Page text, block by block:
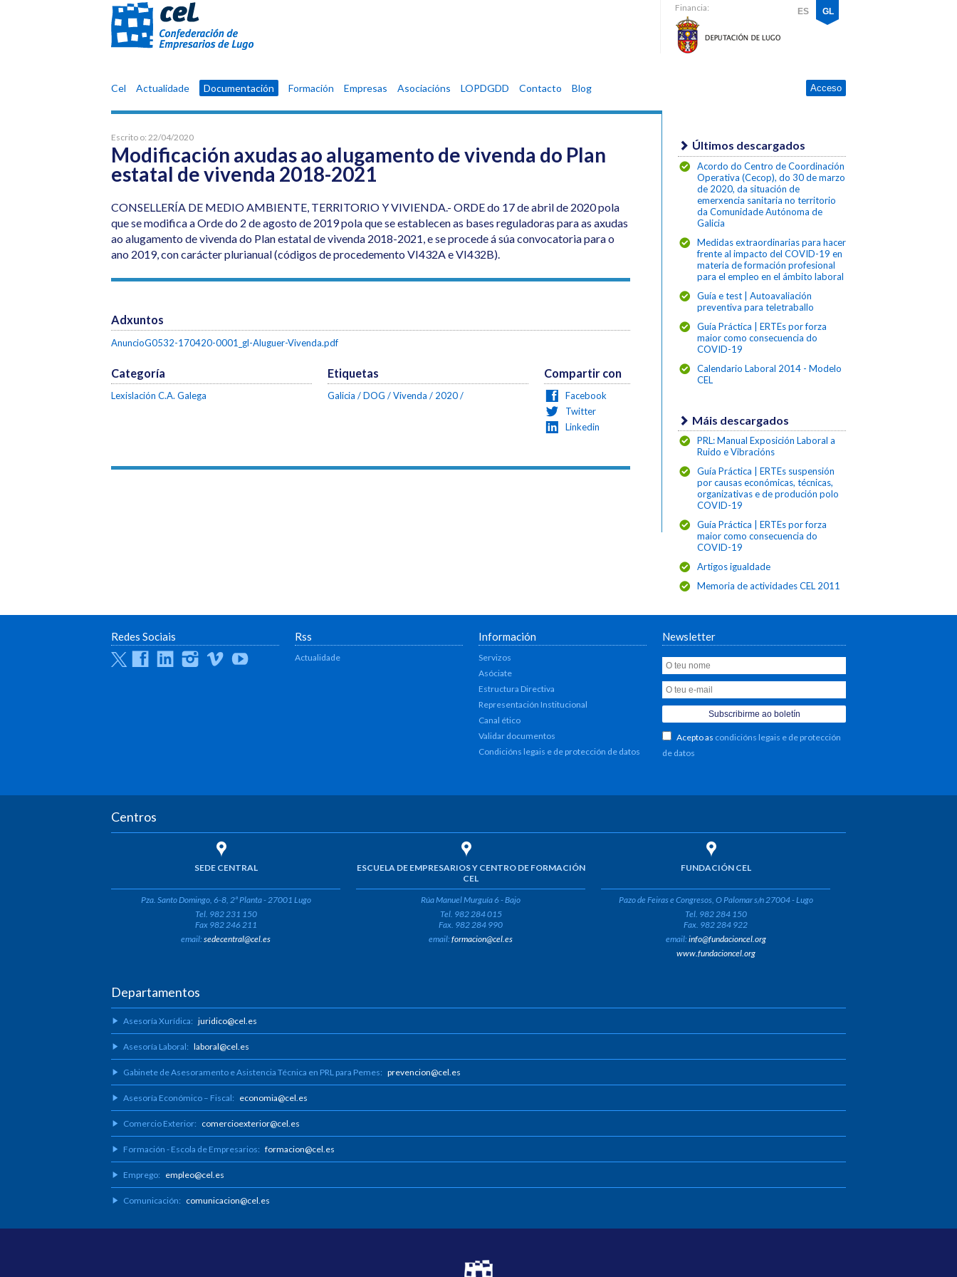
Confederación
Empresarios
de
Lugo
Financia: ES GL
Cel Actualidade Documentación Formación Empresas Asociacións LOPDGDD Contacto Blog Acceso
Escrito o: 22/04/2020
Modificación axudas ao alugamento de vivenda do Plan
estatal de vivenda 2018-2021
CONSELLERÍA DE MEDIO AMBIENTE, TERRITORIO Y VIVIENDA.- ORDE do 17 de abril de 2020 pola
que se modifica a Orde do 2 de agosto de 2019 pola que se establecen as bases reguladoras para as axudas
ao alugamento de vivenda do Plan estatal de vivenda 2018-2021, e se procede á súa convocatoria para o
ano 2019, con carácter plurianual (códigos de procedemento VI432A e VI432B).
Adxuntos
AnuncioG0532-170420-0001_gl-Aluguer-Vivenda.pdf
Categoría
Lexislación C.A. Galega
Etiquetas
Galicia DOG Vivenda 2020
Compartir con
Facebook
Twitter
Linkedin
Últimos descargados
Acordo do Centro de Coordinación
Operativa (Cecop), do 30 de marzo
de 2020, da situación de
emerxencia sanitaria no territorio
da Comunidade Autónoma de
Galicia
Medidas extraordinarias para hacer
frente al impacto del COVID-19 en
materia de formación profesional
para el empleo en el ámbito laboral
Guía e test | Autoavaliación
preventiva para teletraballo
Guía Práctica | ERTEs por forza
maior como consecuencia do
COVID-19
Calendario Laboral 2014 - Modelo
CEL
Máis descargados
PRL: Manual Exposición Laboral a
Ruido e Vibracións
Guía Práctica | ERTEs suspensión
por causas económicas, técnicas,
organizativas e de produción polo
COVID-19
Guía Práctica | ERTEs por forza
maior como consecuencia do
COVID-19
Artigos igualdade
Memoria de actividades CEL 2011
Redes Sociais
TwitterFacebookLinkedinInstagram
Vimeo Youtube
Rss
Actualidade
Información
Servizos
Asóciate
Estructura Directiva
Representación Institucional
Canal ético
Validar documentos
Condicións legais e de protección de datos
Newsletter
Acepto as condicións legais e de protección
de datos
Centros
SEDE CENTRAL
Pza. Santo Domingo, 6-8, 2ª Planta - 27001 Lugo
Tel. 982 231 150
Fax 982 246 211
email:sedecentral@cel.es
ESCUELA DE EMPRESARIOS Y CENTRO DE FORMACIÓN
CEL
Rúa Manuel Murguía 6 - Bajo
Tel. 982 284 015
Fax. 982 284 990
email:formacion@cel.es
FUNDACIÓN CEL
Pazo de Feiras e Congresos, O Palomar s/n 27004 - Lugo
Tel. 982 284 150
Fax. 982 284 922
email:info@fundacioncel.org
www.fundacioncel.org
Departamentos
Asesoría Xurídica: juridico@cel.es
Asesoría Laboral: laboral@cel.es
Gabinete de Asesoramento e Asistencia Técnica en PRL para Pemes: prevencion@cel.es
Asesoría Económico – Fiscal: economia@cel.es
Comercio Exterior: comercioexterior@cel.es
Formación - Escola de Empresarios: formacion@cel.es
Emprego: empleo@cel.es
Comunicación: comunicacion@cel.es